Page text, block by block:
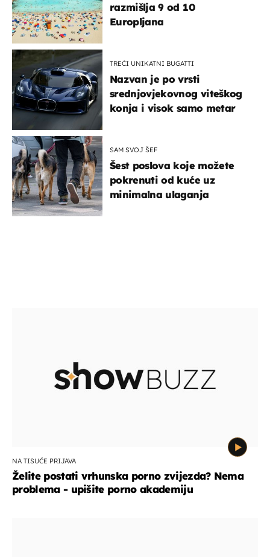
razmišlja 9 od 10
Europljana
TREĆI UNIKATNI BUGATTI
Nazvan je po vrsti
srednjovjekovnog viteškog
konja i visok samo metar
SAM SVOJ ŠEF
Šest poslova koje možete
pokrenuti od kuće uz
minimalna ulaganja
NA TISUĆE PRIJAVA
Želite postati vrhunska porno zvijezda? Nema
problema - upišite porno akademiju